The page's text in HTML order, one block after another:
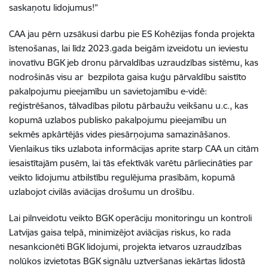
saskaņotu lidojumus!”
CAA jau pērn uzsākusi darbu pie ES Kohēzijas fonda projekta
īstenošanas, lai līdz 2023.gada beigām izveidotu un ieviestu
inovatīvu BGK jeb dronu pārvaldības uzraudzības sistēmu, kas
nodrošinās visu ar bezpilota gaisa kuģu pārvaldību saistīto
pakalpojumu pieejamību un savietojamību e-vidē:
reģistrēšanos, tālvadības pilotu pārbaužu veikšanu u.c., kas
kopumā uzlabos publisko pakalpojumu pieejamību un
sekmēs apkārtējās vides piesārņojuma samazināšanos.
Vienlaikus tiks uzlabota informācijas aprite starp CAA un citām
iesaistītajām pusēm, lai tās efektīvāk varētu pārliecināties par
veikto lidojumu atbilstību regulējuma prasībām, kopumā
uzlabojot civilās aviācijas drošumu un drošību.
Lai pilnveidotu veikto BGK operāciju monitoringu un kontroli
Latvijas gaisa telpā, minimizējot aviācijas riskus, ko rada
nesankcionēti BGK lidojumi, projekta ietvaros uzraudzības
nolūkos izvietotas BGK signālu uztveršanas iekārtas lidostā